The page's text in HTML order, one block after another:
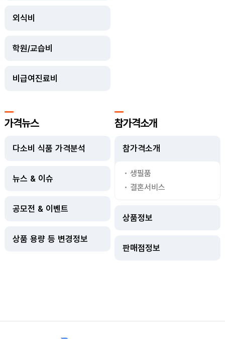
외식비
학원/교습비
비급여진료비
가격뉴스
다소비 식품 가격분석
뉴스 & 이슈
공모전 & 이벤트
상품 용량 등 변경정보
참가격소개
참가격소개
생필품
결혼서비스
상품정보
판매점정보